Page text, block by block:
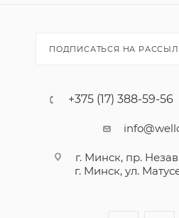
ПОДПИСАТЬСЯ НА
+375 (17) 388-59-56
г. Минск, пр.
г. Минск, ул.